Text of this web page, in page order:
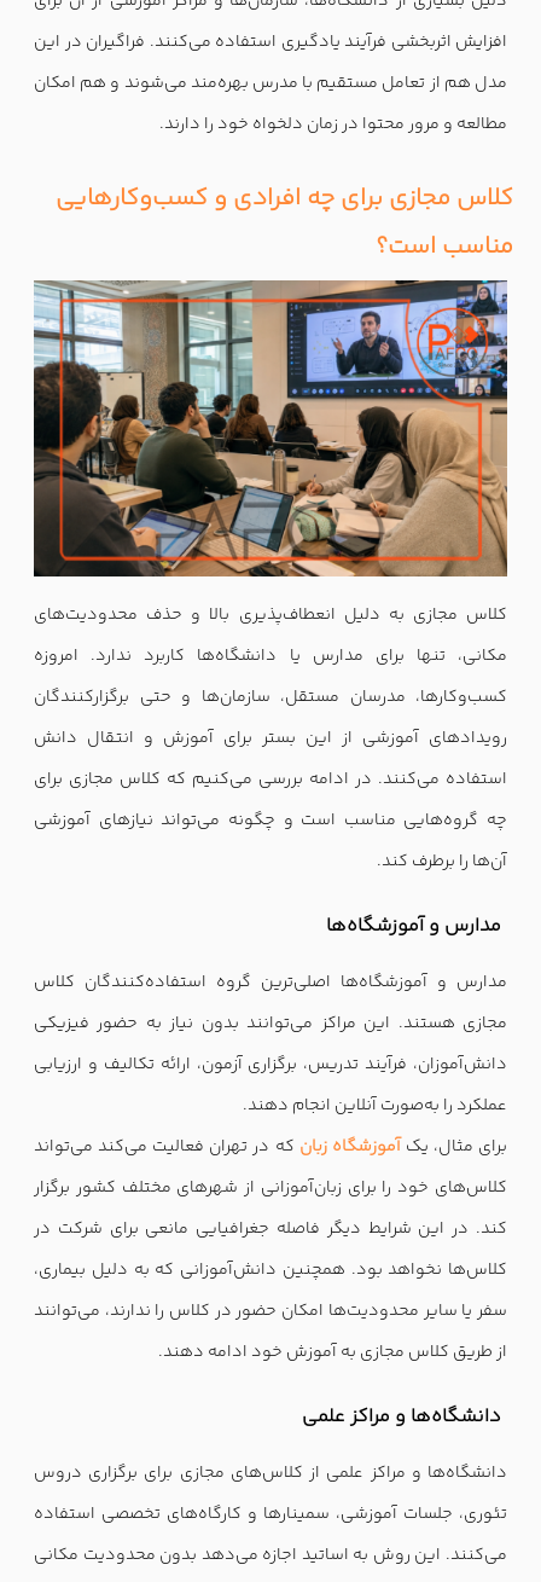
افزایش اثربخشی فرآیند یادگیری استفاده می‌کنند. فراگیران در این
مدل هم از تعامل مستقیم با مدرس بهره‌مند می‌شوند و هم امکان
مطالعه و مرور محتوا در زمان دلخواه خود را دارند.
کلاس مجازی برای چه افرادی و کسب‌وکارهایی
مناسب است؟
کلاس مجازی به دلیل انعطاف‌پذیری بالا و حذف محدودیت‌های
مکانی، تنها برای مدارس یا دانشگاه‌ها کاربرد ندارد. امروزه
کسب‌وکارها، مدرسان مستقل، سازمان‌ها و حتی برگزارکنندگان
رویدادهای آموزشی از این بستر برای آموزش و انتقال دانش
استفاده می‌کنند. در ادامه بررسی می‌کنیم که کلاس مجازی برای
چه گروه‌هایی مناسب است و چگونه می‌تواند نیازهای آموزشی
آن‌ها را برطرف کند.
مدارس و آموزشگاه‌ها
مدارس و آموزشگاه‌ها اصلی‌ترین گروه استفاده‌کنندگان کلاس
مجازی هستند. این مراکز می‌توانند بدون نیاز به حضور فیزیکی
دانش‌آموزان، فرآیند تدریس، برگزاری آزمون، ارائه تکالیف و ارزیابی
عملکرد را به‌صورت آنلاین انجام دهند.
برای مثال، یکآموزشگاه زبان که در تهران فعالیت می‌کند می‌تواند
کلاس‌های خود را برای زبان‌آموزانی از شهرهای مختلف کشور برگزار
کند. در این شرایط دیگر فاصله جغرافیایی مانعی برای شرکت در
کلاس‌ها نخواهد بود. همچنین دانش‌آموزانی که به دلیل بیماری،
سفر یا سایر محدودیت‌ها امکان حضور در کلاس را ندارند، می‌توانند
از طریق کلاس مجازی به آموزش خود ادامه دهند.
دانشگاه‌ها و مراکز علمی
دانشگاه‌ها و مراکز علمی از کلاس‌های مجازی برای برگزاری دروس
تئوری، جلسات آموزشی، سمینارها و کارگاه‌های تخصصی استفاده
می‌کنند. این روش به اساتید اجازه می‌دهد بدون محدودیت مکانی